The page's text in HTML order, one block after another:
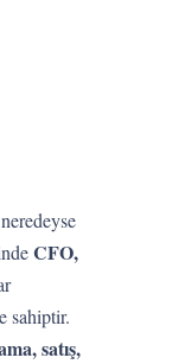
CFO,
sahiptir.
satış,